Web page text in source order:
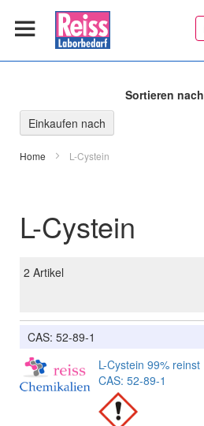
Home L-Cystein
L-Cystein
2 Artikel
Sortieren nach
CAS: 52-89-1
L-Cystein 99% reinst
CAS: 52-89-1
Einkaufen nach